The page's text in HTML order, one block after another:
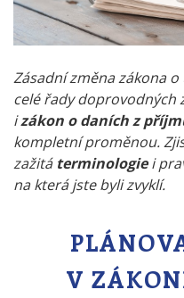
Zásadní změna zákona
celé řady doprovodných
izákon o daních z
kompletní proměnou.
zažitá terminologiei
na která jste byli zvyklí.
V